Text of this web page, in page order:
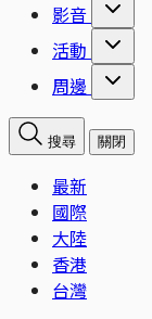
影音
活動
周邊
搜尋 關閉
最新
國際
大陸
香港
台灣